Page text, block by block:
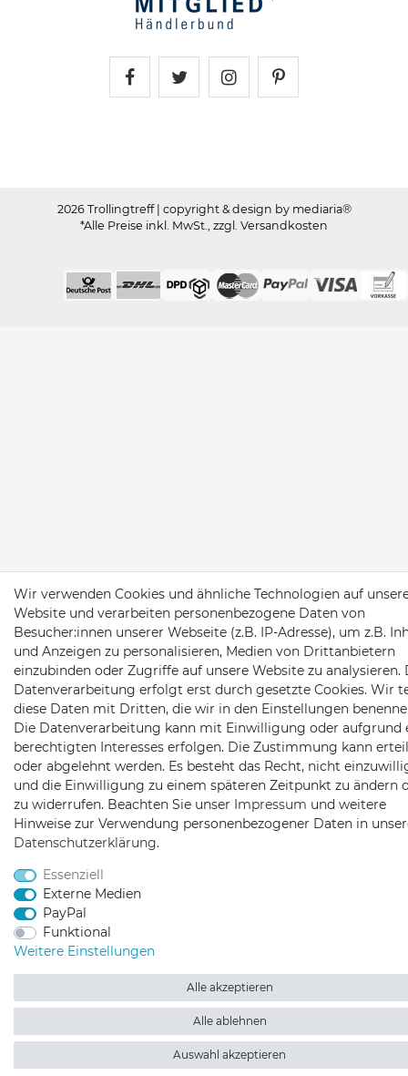
2026 Trollingtreff | copyright & design by mediaria®
*Alle Preise inkl. MwSt., zzgl. Versandkosten
Wir verwenden Cookies und ähnliche Technologien auf
Website und verarbeiten personenbezogene Daten von
Besucher:innen unserer Webseite (z.B. IP-Adresse), um z.B.
und Anzeigen zu personalisieren, Medien von Drittanbietern
einzubinden oder Zugriffe auf unsere Website zu analysieren.
Datenverarbeitung erfolgt erst durch gesetzte Cookies. Wir
diese Daten mit Dritten, die wir in den Einstellungen
Die Datenverarbeitung kann mit Einwilligung oder aufgrund
berechtigten Interesses erfolgen. Die Zustimmung kann
oder abgelehnt werden. Es besteht das Recht, nicht
und die Einwilligung zu einem späteren Zeitpunkt zu ändern
zu widerrufen. Beachten Sie unser Impressum und weitere
Hinweise zur Verwendung personenbezogener Daten in
Daten­schutz­erklärung.
Essenziell
Externe Medien
PayPal
Funktional
Weitere Einstellungen
Alle akzeptieren
Alle ablehnen
Auswahl akzeptieren